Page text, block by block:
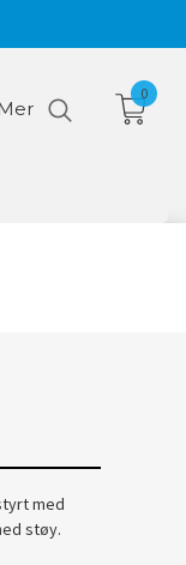
0
med
støy.